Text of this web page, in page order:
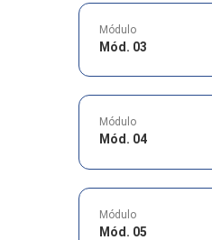
Módulo
Mód. 03
Módulo
Mód. 04
Módulo
Mód. 05